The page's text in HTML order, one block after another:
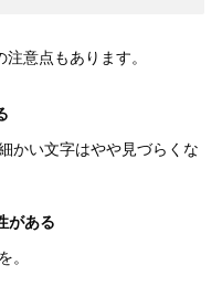
意点もあります。
い文字はやや見づらくな
がある
。